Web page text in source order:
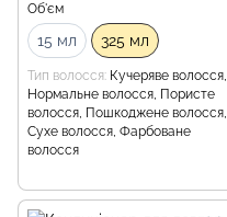
Об'єм
15 мл 325 мл
Тип волосся Кучеряве волосся,
Нормальне волосся, Пористе
волосся, Пошкоджене волосся,
Сухе волосся, Фарбоване
волосся